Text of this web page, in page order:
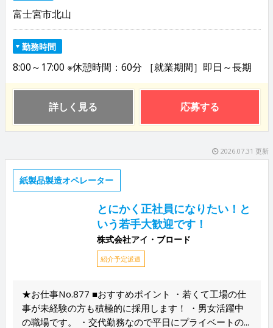
富士宮市北山
勤務時間
8:00～17:00 ※休憩時間：60分 ［就業期間］即日～長期
詳しく見る 応募する
2026.07.31 更新
紙製品製造オペレーター
とにかく正社員になりたい！と
いう若手大歓迎です！
株式会社アイ・ブロード
紹介予定派遣
★お仕事No.877 ■おすすめポイント ・若くて工場の仕
事が未経験の方も積極的に採用します！ ・男女活躍中
の職場です。 ・交代勤務なので平日にプライベートの...